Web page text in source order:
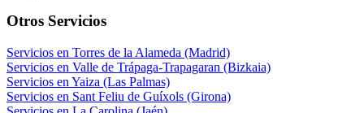
Otros Servicios
Servicios en Torres de la Alameda (Madrid)
Servicios en Valle de Trápaga-Trapagaran (Bizkaia)
Servicios en Yaiza (Las Palmas)
Servicios en Sant Feliu de Guíxols (Girona)